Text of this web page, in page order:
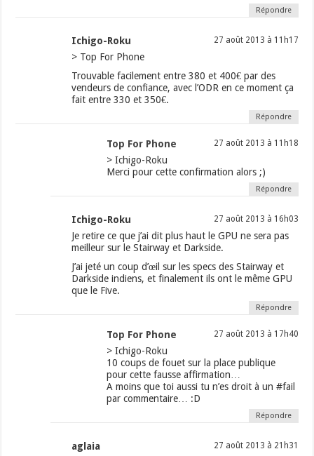
Répondre
Ichigo-Roku 27 août 2013 à 11h17
> Top For Phone
Trouvable facilement entre 380 et 400€ par des
vendeurs de confiance, avec l’ODR en ce moment ça
fait entre 330 et 350€.
Répondre
Top For Phone 27 août 2013 à 11h18
> Ichigo-Roku
Merci pour cette confirmation alors ;)
Répondre
Ichigo-Roku 27 août 2013 à 16h03
Je retire ce que j’ai dit plus haut le GPU ne sera pas
meilleur sur le Stairway et Darkside.
J’ai jeté un coup d’œil sur les specs des Stairway et
Darkside indiens, et finalement ils ont le même GPU
que le Five.
Répondre
Top For Phone 27 août 2013 à 17h40
> Ichigo-Roku
10 coups de fouet sur la place publique
pour cette fausse affirmation…
A moins que toi aussi tu n’es droit à un #fail
par commentaire… :D
Répondre
aglaia 27 août 2013 à 21h31